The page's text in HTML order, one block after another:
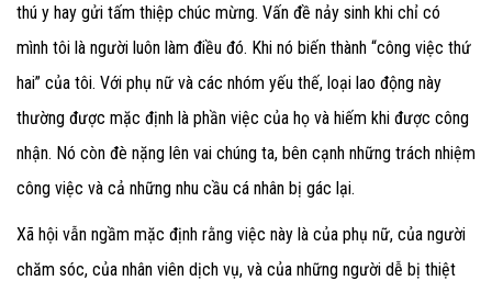
thú y hay gửi tấm thiệp chúc mừng. Vấn đề nảy sinh khi chỉ có
mình tôi là người luôn làm điều đó. Khi nó biến thành “công việc thứ
hai” của tôi. Với phụ nữ và các nhóm yếu thế, loại lao động này
thường được mặc định là phần việc của họ và hiếm khi được công
nhận. Nó còn đè nặng lên vai chúng ta, bên cạnh những trách nhiệm
công việc và cả những nhu cầu cá nhân bị gác lại.
Xã hội vẫn ngầm mặc định rằng việc này là của phụ nữ, của người
chăm sóc, của nhân viên dịch vụ, và của những người dễ bị thiệt